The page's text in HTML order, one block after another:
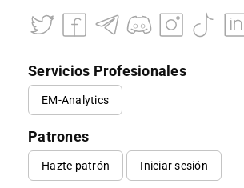
Servicios Profesionales
EM-Analytics
Patrones
Hazte patrón Iniciar sesión